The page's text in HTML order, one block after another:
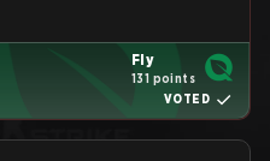
Fly
131 points
VOTED